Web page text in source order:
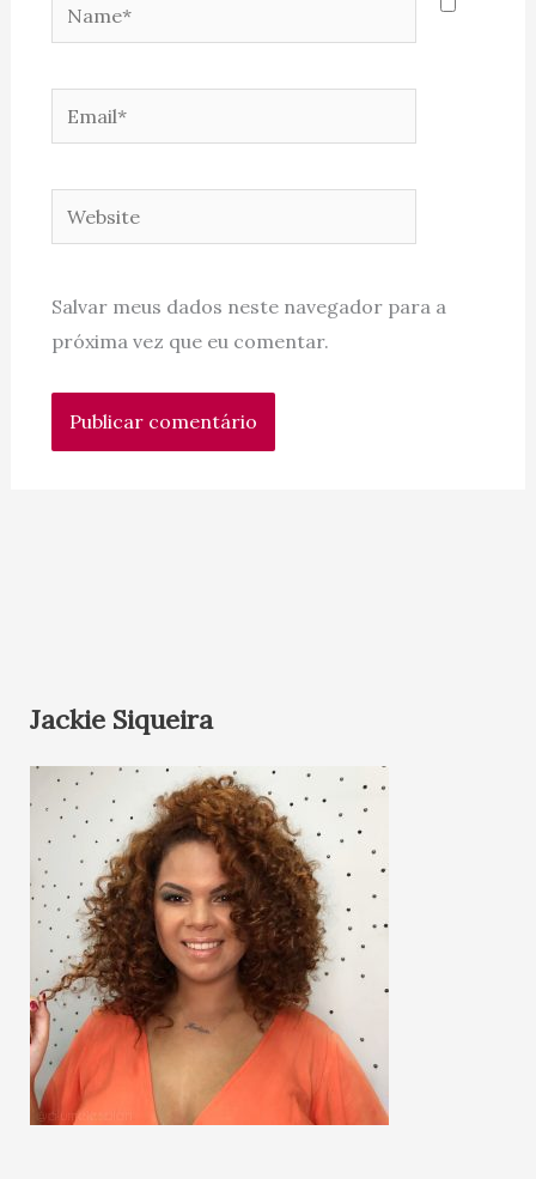
Email*
Website
Salvar meus dados neste navegador para a
próxima vez que eu comentar.
Jackie Siqueira